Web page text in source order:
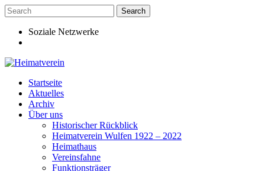
Skip
to
contentSoziale Netzwerke
Startseite
Aktuelles
Archiv
Über uns
Historischer Rückblick
Heimatverein Wulfen 1922 – 2022
Heimathaus
Vereinsfahne
Funktionsträger